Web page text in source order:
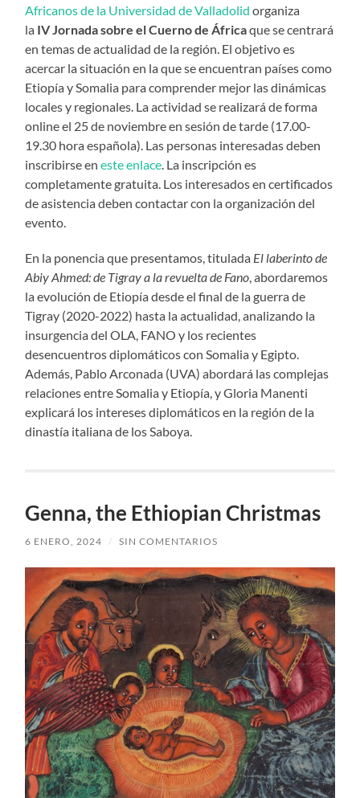
Africanos de la Universidad de Valladolid organiza
la IV Jornada sobre el Cuerno de Áfricaque se centrará
en temas de actualidad de la región. El objetivo es
acercar la situación en la que se encuentran países como
Etiopía y Somalia para comprender mejor las dinámicas
locales y regionales. La actividad se realizará de forma
online el 25 de noviembre en sesión de tarde (17.00-
19.30 hora española). Las personas interesadas deben
inscribirse eneste enlace. La inscripción es
completamente gratuita. Los interesados en certificados
de asistencia deben contactar con la organización del
evento.
En la ponencia que presentamos, titulada El laberinto de
Abiy Ahmed: de Tigray a la revuelta de Fano, abordaremos
la evolución de Etiopía desde el final de la guerra de
Tigray (2020-2022) hasta la actualidad, analizando la
insurgencia del OLA, FANO y los recientes
desencuentros diplomáticos con Somalia y Egipto.
Además, Pablo Arconada (UVA) abordará las complejas
relaciones entre Somalia y Etiopía, y Gloria Manenti
explicará los intereses diplomáticos en la región de la
dinastía italiana de los Saboya.
Genna, the Ethiopian Christmas
6 ENERO, 2024 / SIN COMENTARIOS